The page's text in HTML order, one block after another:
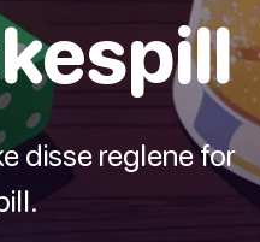
disse reglene for